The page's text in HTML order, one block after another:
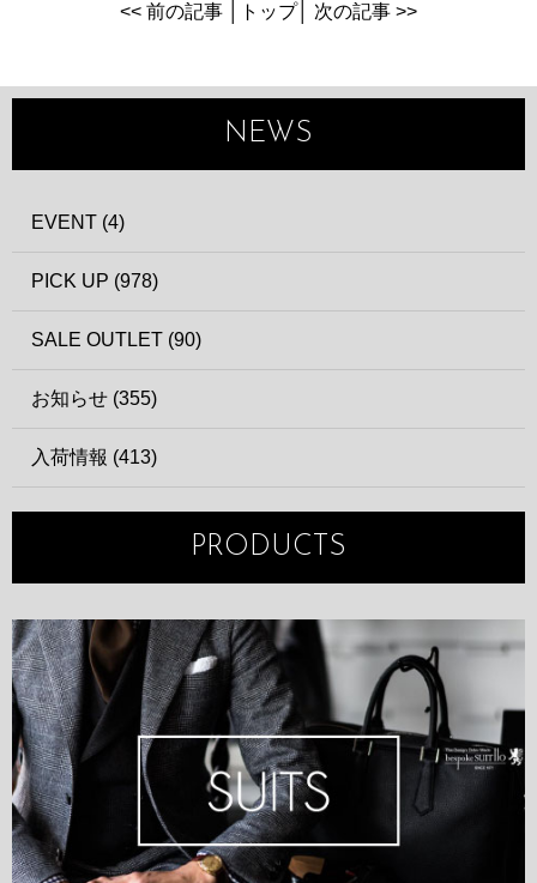
<< 前の記事 トップ│ 次の記事 >>
NEWS
EVENT (4)
PICK UP (978)
SALE OUTLET (90)
お知らせ (355)
入荷情報 (413)
PRODUCTS